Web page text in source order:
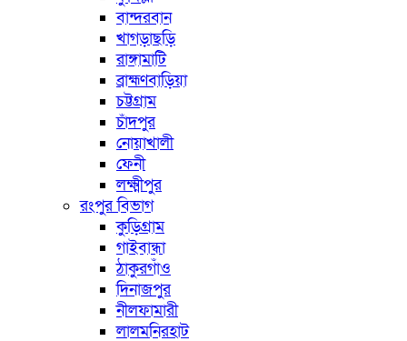
বান্দরবান
খাগড়াছড়ি
রাঙ্গামাটি
ব্রাহ্মণবাড়িয়া
চট্টগ্রাম
চাঁদপুর
নোয়াখালী
ফেনী
লক্ষ্মীপুর
রংপুর বিভাগ
কুড়িগ্রাম
গাইবান্ধা
ঠাকুরগাঁও
দিনাজপুর
নীলফামারী
লালমনিরহাট